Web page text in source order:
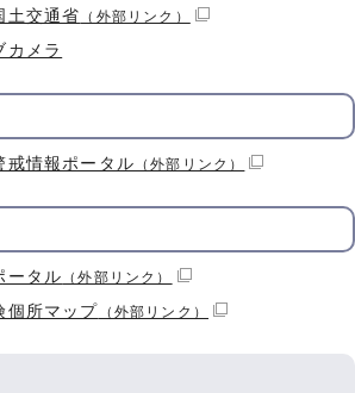
交通省 （外部リンク）
カメラ
戒情報ポータル （外部リンク）
ータル （外部リンク）
個所マップ （外部リンク）